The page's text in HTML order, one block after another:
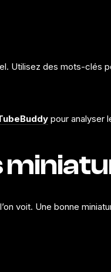
Utilisez des mots-clés
pour analyser
voit. Une bonne